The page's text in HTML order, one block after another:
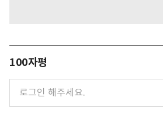
100자평